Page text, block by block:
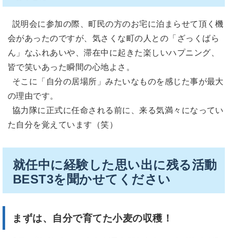
説明会に参加の際、町民の方のお宅に泊まらせて頂く機
会があったのですが、気さくな町の人との「ざっくばら
ん」なふれあいや、滞在中に起きた楽しいハプニング、
皆で笑いあった瞬間の心地よさ。
そこに「自分の居場所」みたいなものを感じた事が最大
の理由です。
協力隊に正式に任命される前に、来る気満々になってい
た自分を覚えています（笑）
就任中に経験した思い出に残る活動
BEST3を聞かせてください
まずは、自分で育てた小麦の収穫！